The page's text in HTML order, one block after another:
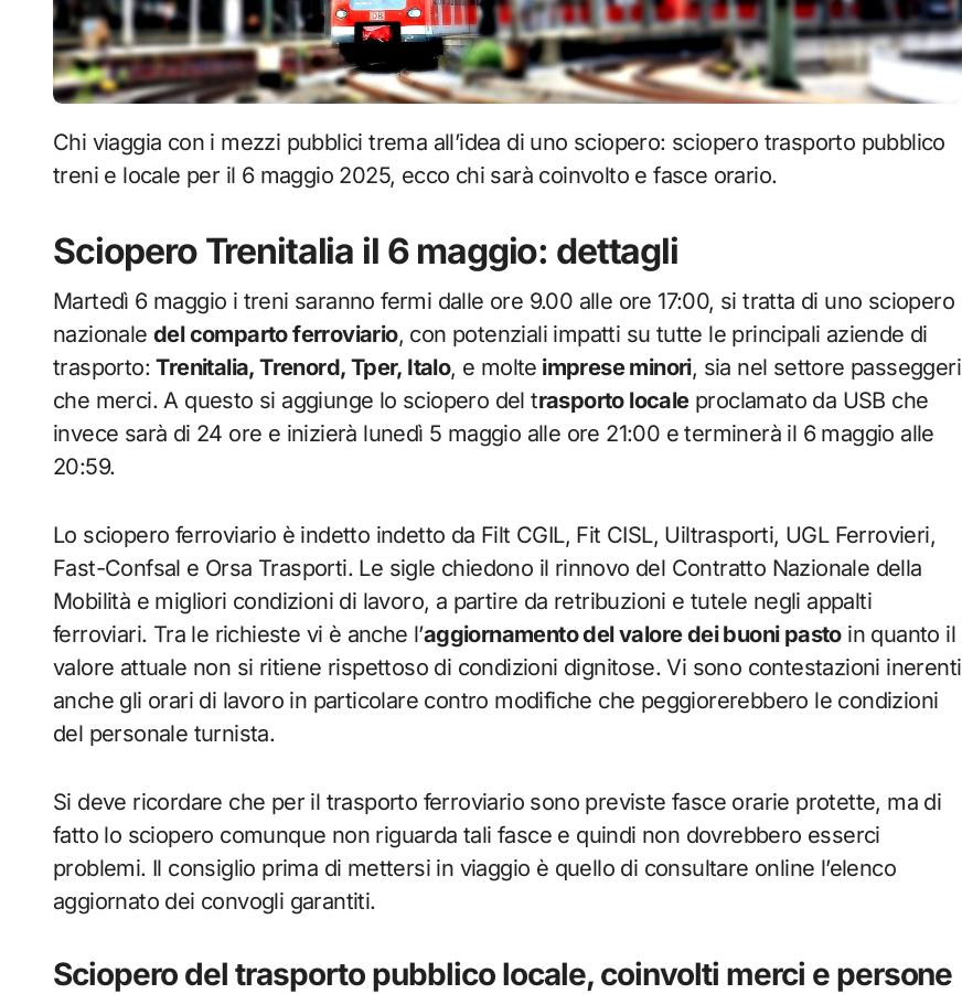
Chi viaggia con i mezzi pubblici trema all’idea di uno sciopero: sciopero trasporto pubblico
treni e locale per il 6 maggio 2025, ecco chi sarà coinvolto e fasce orario.
Sciopero Trenitalia il 6 maggio: dettagli
Martedì 6 maggio i treni saranno fermi dalle ore 9.00 alle ore 17:00, si tratta di uno sciopero
nazionaledel comparto ferroviario, con potenziali impatti su tutte le principali aziende di
trasporto:Trenitalia, Trenord, Tper, Italo, e molte imprese minori, sia nel settore passeggeri
che merci. A questo si aggiunge lo sciopero del trasporto localeproclamato da USB che
invece sarà di 24 ore e inizierà lunedì 5 maggio alle ore 21:00 e terminerà il 6 maggio alle
20:59.
Lo sciopero ferroviario è indetto indetto da Filt CGIL, Fit CISL, Uiltrasporti, UGL Ferrovieri,
Fast-Confsal e Orsa Trasporti. Le sigle chiedono il rinnovo del Contratto Nazionale della
Mobilità e migliori condizioni di lavoro, a partire da retribuzioni e tutele negli appalti
ferroviari. Tra le richieste vi è anche l’aggiornamento del valore dei buoni pastoin quanto il
valore attuale non si ritiene rispettoso di condizioni dignitose. Vi sono contestazioni inerenti
anche gli orari di lavoro in particolare contro modifiche che peggiorerebbero le condizioni
del personale turnista.
Si deve ricordare che per il trasporto ferroviario sono previste fasce orarie protette, ma di
fatto lo sciopero comunque non riguarda tali fasce e quindi non dovrebbero esserci
problemi. Il consiglio prima di mettersi in viaggio è quello di consultare online l’elenco
aggiornato dei convogli garantiti.
Sciopero del trasporto pubblico locale, coinvolti merci e persone